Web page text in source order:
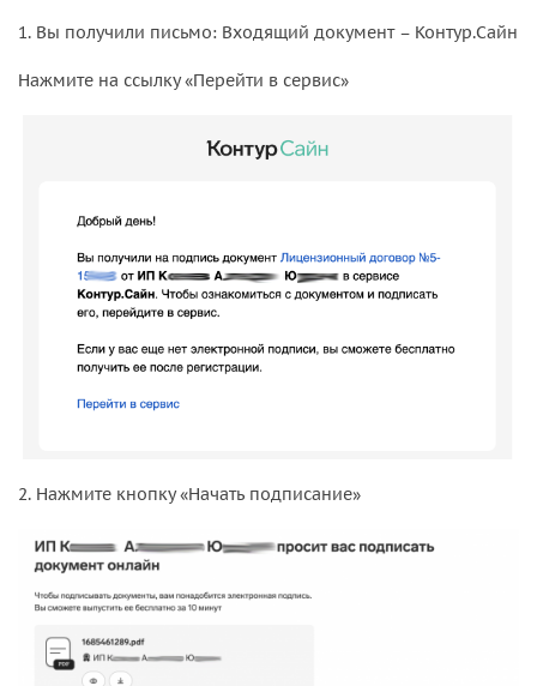
1. Вы получили письмо: Входящий документ – Контур.Сайн
Нажмите на ссылку «Перейти в сервис»
2. Нажмите кнопку «Начать подписание»